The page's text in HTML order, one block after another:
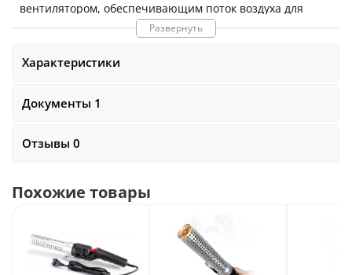
вентилятором, обеспечивающим поток воздуха для
интенсивного горения. Им удобно как разжигать уголь,
так и поддерживать пламя и высокую температуру при
длительном приготовлении. Стартер-труба
как розжиг домашних каминов, растопка печей для бань
секунд(за это время фен набирает температуру
Развернуть
Характеристики
Документы 1
Отзывы 0
Похожие товары